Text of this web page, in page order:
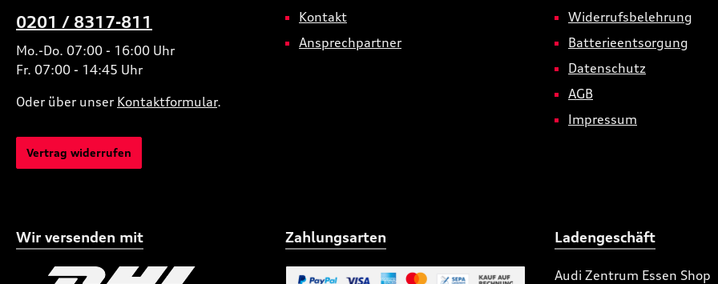
0201 / 8317-811
Mo.-Do. 07:00 - 16:00 Uhr
Fr. 07:00 - 14:45 Uhr
Oder über unser Kontaktformular.
Vertrag widerrufen
Kontakt
Ansprechpartner
Widerrufsbelehrung
Batterieentsorgung
Datenschutz
AGB
Impressum
Wir versenden mit Zahlungsarten Ladengeschäft
Audi Zentrum Essen Shop